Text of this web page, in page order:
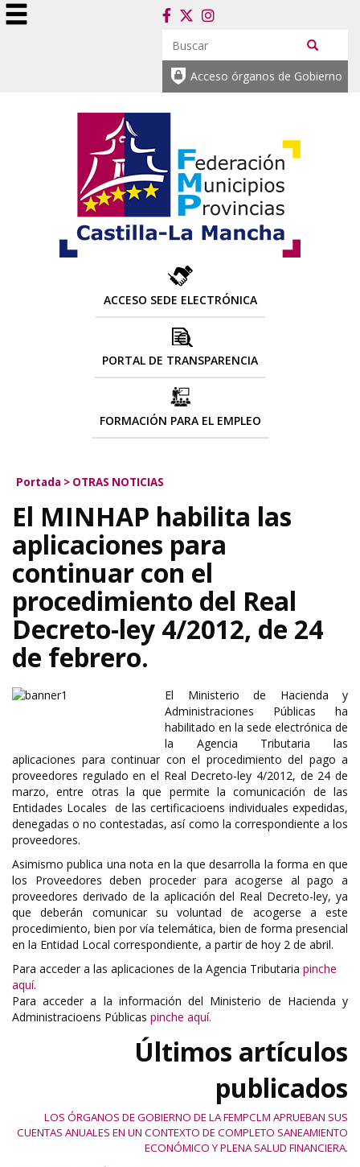
Acceso órganos de Gobierno
ACCESO SEDE ELECTRÓNICA
PORTAL DE TRANSPARENCIA
FORMACIÓN PARA EL EMPLEO
Portada > OTRAS NOTICIAS
El MINHAP habilita las
aplicaciones para
continuar con el
procedimiento del Real
Decreto-ley 4/2012, de 24
de febrero.
El Ministerio de Hacienda y
Administraciones Públicas ha
habilitado en la sede electrónica de
la Agencia Tributaria las
aplicaciones para continuar con el procedimiento del pago a
proveedores regulado en el Real Decreto-ley 4/2012, de 24 de
marzo, entre otras la que permite la comunicación de las
Entidades Locales de las certificacioens individuales expedidas,
denegadas o no contestadas, así como la correspondiente a los
proveedores.
Asimismo publica una nota en la que desarrolla la forma en que
los Proveedores deben proceder para acogerse al pago a
proveedores derivado de la aplicación del Real Decreto-ley, ya
que deberán comunicar su voluntad de acogerse a este
procedimiento, bien por vía telemática, bien de forma presencial
en la Entidad Local correspondiente, a partir de hoy 2 de abril.
Para acceder a las aplicaciones de la Agencia Tributaria pinche
aquí.
Para acceder a la información del Ministerio de Hacienda y
Administracioens Públicas pinche aquí.
Últimos artículos
publicados
LOS ÓRGANOS DE GOBIERNO DE LA FEMPCLM APRUEBAN SUS
CUENTAS ANUALES EN UN CONTEXTO DE COMPLETO SANEAMIENTO
ECONÓMICO Y PLENA SALUD FINANCIERA.